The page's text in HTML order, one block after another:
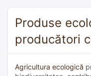
Produse
producători
Agricultura ecologică